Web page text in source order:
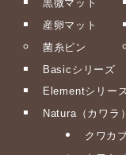
黒微マット
産卵マット
菌糸ビン
Basicシリーズ
Elementシリー
Natura（カワラ）
クワカ